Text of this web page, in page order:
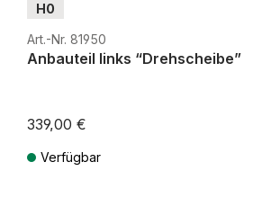
H0
Art.-Nr. 81950
Anbauteil links “Drehscheibe”
339,00 €
Verfügbar